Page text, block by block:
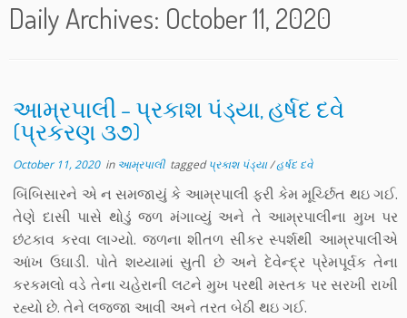
Daily Archives: October 11, 2020
આમ્રપાલી – પ્રકાશ પંડ્યા, હર્ષદ દવે
(પ્રકરણ ૩૭)
October 11, 2020in આમ્રપાલી taggedપ્રકાશ પંડ્યા/હર્ષદ દવે
બિંબિસારને એ ન સમજાયું કે આમ્રપાલી ફરી કેમ મૂર્ચ્છિત થઇ ગઈ.
તેણે દાસી પાસે થોડું જળ મંગાવ્યું અને તે આમ્રપાલીના મુખ પર
છંટકાવ કરવા લાગ્યો. જળના શીતળ સીકર સ્પર્શથી આમ્રપાલીએ
આંખ ઉઘાડી. પોતે શય્યામાં સુતી છે અને દેવેન્દ્ર પ્રેમપૂર્વક તેના
કરકમલો વડે તેના ચહેરાની લટને મુખ પરથી મસ્તક પર સરખી રાખી
રહ્યો છે. તેને લજ્જા આવી અને તરત બેઠી થઇ ગઈ.